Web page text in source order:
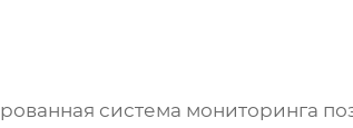
система мониторинга